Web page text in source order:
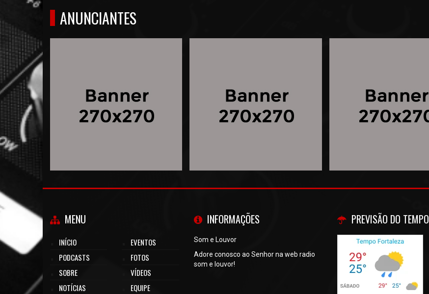
ANUNCIANTES
MENU
INÍCIO
PODCASTS
SOBRE
NOTÍCIAS
EVENTOS
FOTOS
VÍDEOS
EQUIPE
INFORMAÇÕES
Som e Louvor
Adore conosco ao Senhor na web radio
som e louvor!
PREVISÃO DO TEMPO